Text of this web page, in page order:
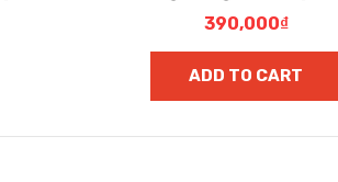
390,000₫
ADD TO CART